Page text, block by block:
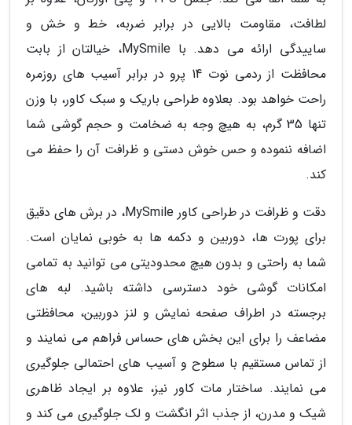
لطافت، مقاومت بالایی در برابر ضربه، خط و خش و
ساییدگی ارائه می دهد. با MySmile، خیالتان از بابت
محافظت از ردمی نوت 14 پرو در برابر آسیب های روزمره
راحت خواهد بود. بعلاوه طراحی باریک و سبک کاور، با وزن
تنها 35 گرم، به هیچ وجه به ضخامت و حجم گوشی شما
اضافه ننموده و حس خوش دستی و ظرافت آن را حفظ می
کند.
دقت و ظرافت در طراحی کاور MySmile، در برش های دقیق
برای پورت ها، دوربین و دکمه ها به خوبی نمایان است.
شما به راحتی و بدون هیچ محدودیتی می توانید به تمامی
امکانات گوشی خود دسترسی داشته باشید. لبه های
برجسته در اطراف صفحه نمایش و لنز دوربین، محافظتی
مضاعف را برای این بخش های حساس فراهم می نمایند و
از تماس مستقیم با سطوح و آسیب های احتمالی جلوگیری
می نمایند. ساختار مات کاور نیز، علاوه بر ایجاد ظاهری
شیک و مدرن، از جذب اثر انگشت و لک جلوگیری می کند و